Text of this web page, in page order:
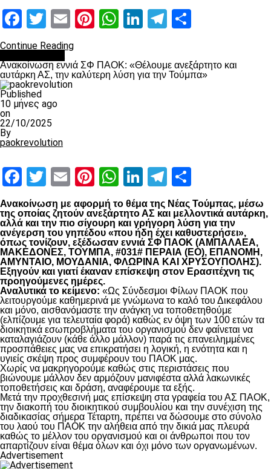
Facebook
Twitter
EmailPinterest
WhatsApp
LinkedIn
Telegram
Continue Reading
Ανακοίνωση εννιά ΣΦ ΠΑΟΚ: «Θέλουμε ανεξάρτητο και
αυτάρκη ΑΣ, την καλύτερη λύση για την Τούμπα»
Published
10 μήνες ago
on
22/10/2025
By
paokrevolution
Facebook
Twitter
EmailPinterest
WhatsApp
LinkedIn
Telegram
Ανακοίνωση με αφορμή το θέμα της Νέας Τούμπας, μέσω
της οποίας ζητούν ανεξάρτητο ΑΣ και μελλοντικά αυτάρκη,
αλλά και την πιο σίγουρη και γρήγορη λύση για την
ανέγερση του γηπέδου «που ήδη έχει καθυστερήσει»,
όπως τονίζουν, εξέδωσαν εννιά ΣΦ ΠΑΟΚ (ΑΜΠΑΛΑΕΑ,
ΜΑΚΕΔΟΝΕΣ, ΤΟΥΜΠΑ, #031# ΠΕΡΑΙΑ (ΕΟ), ΕΠΑΝΟΜΗ,
ΑΜΥΝΤΑΙΟ, ΜΟΥΔΑΝΙΑ, ΦΛΩΡΙΝΑ ΚΑΙ ΧΡΥΣΟΥΠΟΛΗΣ).
Εξηγούν και γιατί έκαναν επίσκεψη στον Ερασιτέχνη τις
προηγούμενες ημέρες.
Αναλυτικά το κείμενο: «Ως Σύνδεσμοι Φίλων ΠΑΟΚ που
λειτουργούμε καθημερινά με γνώμωνα το καλό του Δικεφάλου
και μόνο, αισθανόμαστε την ανάγκη να τοποθετηθούμε
(ελπίζουμε για τελευταία φορά) καθώς εν όψη των 100 ετών τα
διοικητικά εσωπροβλήματα του οργανισμού δεν φαίνεται να
καταλαγιάζουν (κάθε άλλο μάλλον) παρά τις επανειλημμένες
προσπάθειες μας να επικρατήσει η λογική, η ενότητα και η
υγιείς σκέψη προς συμφέρουν του ΠΑΟΚ μας.
Χωρίς να μακρηγορούμε καθώς στις περιστάσεις που
βιώνουμε μάλλον δεν αρμόζουν μανιφέστα αλλά λακωνικές
τοποθετήσεις και δράση, αναφέρουμε τα εξής.
Μετά την προχθεσινή μας επίσκεψη στα γραφεία του ΑΣ ΠΑΟΚ,
την διακοπή του διοικητικού συμβουλίου και την συνέχιση της
διαδικασίας σήμερα Τέταρτη, πρέπει να δώσουμε στο σύνολο
του λαού του ΠΑΟΚ την αλήθεια από την δικιά μας πλευρά
καθώς το μέλλον του οργανισμού και οι άνθρωποι που τον
απαρτίζουν είναι θέμα όλων και όχι μόνο των οργανωμένων.
Advertisement